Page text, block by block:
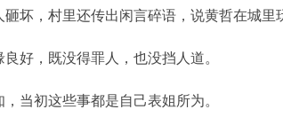
坏，村里还传出闲言碎语，说黄哲在城里
好，既没得罪人，也没挡人道。
当初这些事都是自己表姐所为。